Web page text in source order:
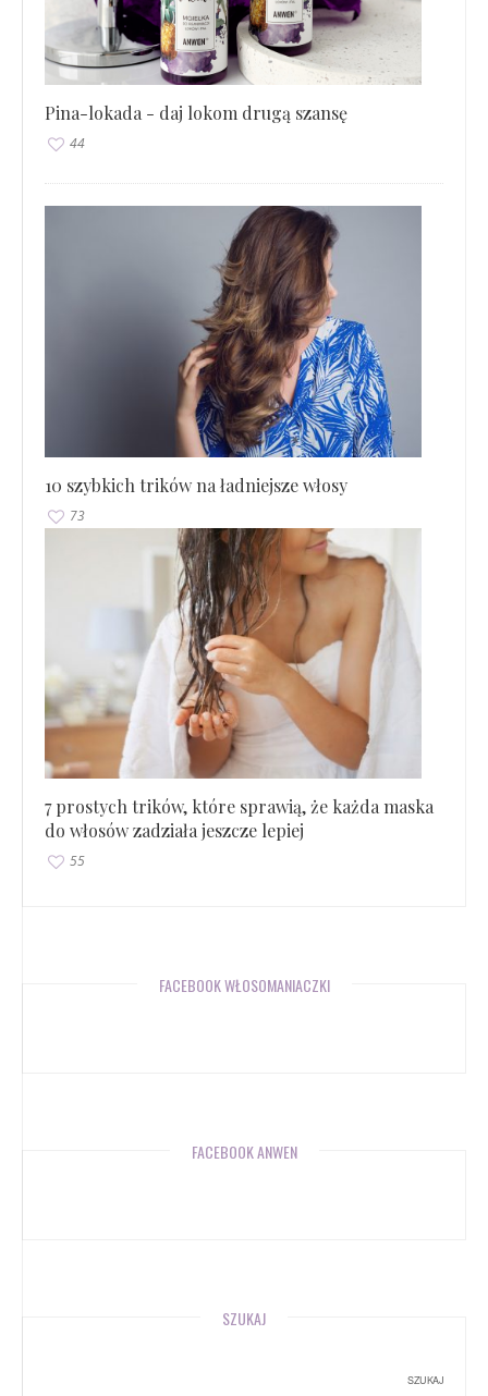
Pina-lokada - daj lokom drugą szansę
44
10 szybkich trików na ładniejsze włosy
73
7 prostych trików, które sprawią, że każda maska
do włosów zadziała jeszcze lepiej
55
FACEBOOK WŁOSOMANIACZKI
FACEBOOK ANWEN
SZUKAJ